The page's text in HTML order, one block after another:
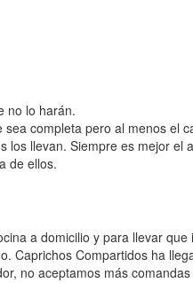
no lo harán.
completa pero al menos el
llevan. Siempre es mejor el
de ellos.
a domicilio y para llevar
Caprichos Compartidos ha
no aceptamos más